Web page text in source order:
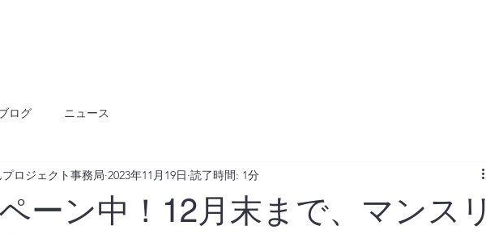
ログ ニュース
ーン中！12月末まで、マンスリ
ロジェクト事務局 2023年11月19日 読了時間: 1分